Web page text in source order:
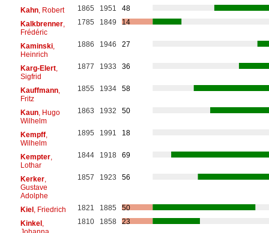
Kahn, Robert 1865 1951
48
Kalkbrenner,
Frédéric
1785 1849 14
Kaminski,
Heinrich
1886 1946 27
Karg-Elert,
Sigfrid
1877 1933 36
Kauffmann,
Fritz
1855 1934 58
Kaun, Hugo
Wilhelm
1863 1932 50
Kempff,
Wilhelm
1895 1991 18
Kempter,
Lothar
1844 1918 69
Kerker,
Gustave
Adolphe
1857 1923 56
Kiel, Friedrich 1821 1885
50
Kinkel,
1810 1858 23